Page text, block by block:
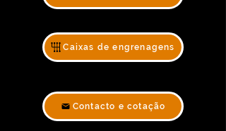
Caixas de engrenagens
Contacto e cotação